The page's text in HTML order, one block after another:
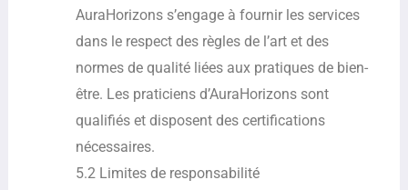
AuraHorizons s’engage à fournir les services
dans le respect des règles de l’art et des
normes de qualité liées aux pratiques de bien-
être. Les praticiens d’AuraHorizons sont
qualifiés et disposent des certifications
nécessaires.
5.2 Limites de responsabilité